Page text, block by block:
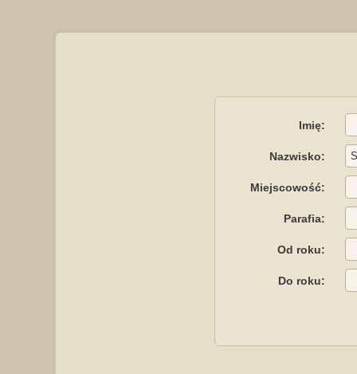
Imię:
Nazwisko:
Miejscowość:
Parafia:
Od roku:
Do roku: